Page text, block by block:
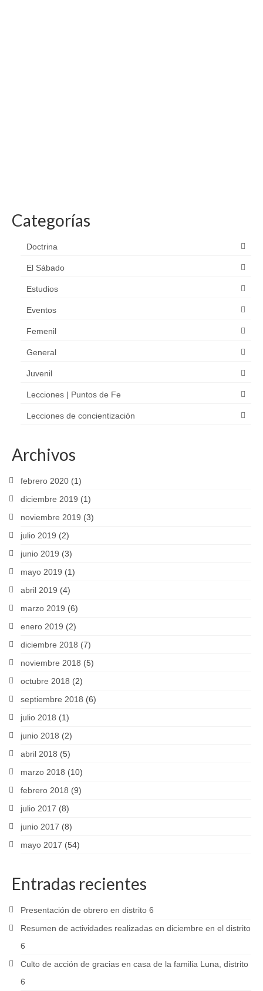
Categorías
Doctrina
El Sábado
Estudios
Eventos
Femenil
General
Juvenil
Lecciones | Puntos de Fe
Lecciones de concientización
Archivos
febrero 2020 (1)
diciembre 2019 (1)
noviembre 2019 (3)
julio 2019 (2)
junio 2019 (3)
mayo 2019 (1)
abril 2019 (4)
marzo 2019 (6)
enero 2019 (2)
diciembre 2018 (7)
noviembre 2018 (5)
octubre 2018 (2)
septiembre 2018 (6)
julio 2018 (1)
junio 2018 (2)
abril 2018 (5)
marzo 2018 (10)
febrero 2018 (9)
julio 2017 (8)
junio 2017 (8)
mayo 2017 (54)
Entradas recientes
Presentación de obrero en distrito 6
Resumen de actividades realizadas en diciembre en el distrito
6
Culto de acción de gracias en casa de la familia Luna, distrito
6